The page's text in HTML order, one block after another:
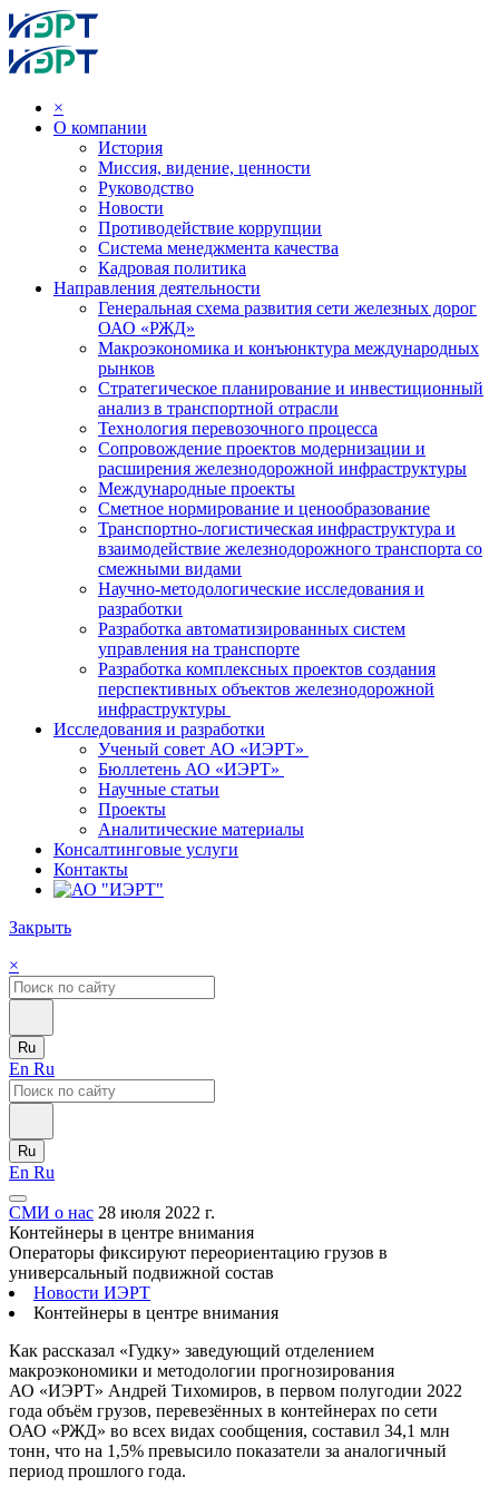
×
О компании
История
Миссия, видение, ценности
Руководство
Новости
Противодействие коррупции
Система менеджмента качества
Кадровая политика
Направления деятельности
Генеральная схема развития сети железных дорог
ОАО «РЖД»
Макроэкономика и конъюнктура международных
рынков
Стратегическое планирование и инвестиционный
анализ в транспортной отрасли
Технология перевозочного процесса
Сопровождение проектов модернизации и
расширения железнодорожной инфраструктуры
Международные проекты
Сметное нормирование и ценообразование
Транспортно-логистическая инфраструктура и
взаимодействие железнодорожного транспорта со
смежными видами
Научно-методологические исследования и
разработки
Разработка автоматизированных систем
управления на транспорте
Разработка комплексных проектов создания
перспективных объектов железнодорожной
инфраструктуры
Исследования и разработки
Ученый совет АО «ИЭРТ»
Бюллетень АО «ИЭРТ»
Научные статьи
Проекты
Аналитические материалы
Консалтинговые услуги
Контакты
Закрыть
×
Ru
En Ru
Ru
En Ru
СМИ о нас 28 июля 2022 г.
Контейнеры в центре внимания
Операторы фиксируют переориентацию грузов в
универсальный подвижной состав
Новости ИЭРТ
Контейнеры в центре внимания
Как рассказал «Гудку» заведующий отделением
макроэкономики и методологии прогнозирования
АО «ИЭРТ» Андрей Тихомиров, в первом полугодии 2022
года объём грузов, перевезённых в контейнерах по сети
ОАО «РЖД» во всех видах сообщения, составил 34,1 млн
тонн, что на 1,5% превысило показатели за аналогичный
период прошлого года.